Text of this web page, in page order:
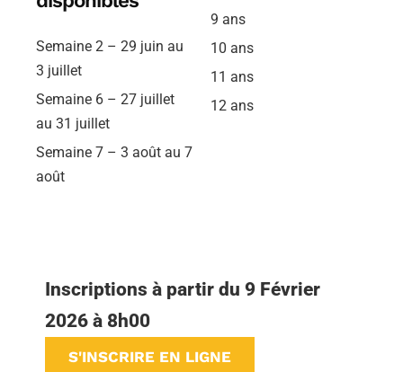
Semaine 2 – 29 juin au
3 juillet
Semaine 6 – 27 juillet
au 31 juillet
Semaine 7 – 3 août au 7
août
9 ans
10 ans
11 ans
12 ans
Inscriptions à partir du 9 Février
2026 à 8h00
S'INSCRIRE EN LIGNE